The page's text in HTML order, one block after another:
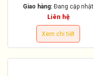
Giao hàng: Đang cập nhật
Liên hệ
Xem chi tiết